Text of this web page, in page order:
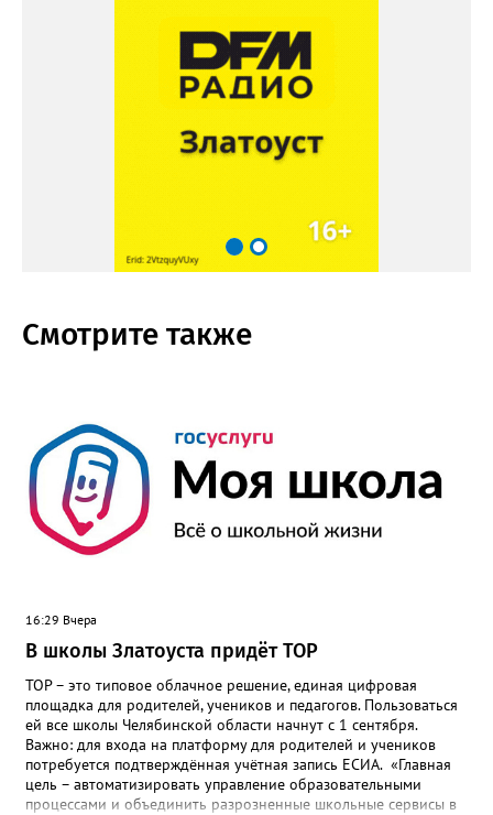
Смотрите также
16:29 Вчера
В школы Златоуста придёт ТОР
ТОР – это типовое облачное решение, единая цифровая
площадка для родителей, учеников и педагогов. Пользоваться
ей все школы Челябинской области начнут с 1 сентября.
Важно: для входа на платформу для родителей и учеников
потребуется подтверждённая учётная запись ЕСИА. «Главная
цель – автоматизировать управление образовательными
процессами и объединить разрозненные школьные сервисы в